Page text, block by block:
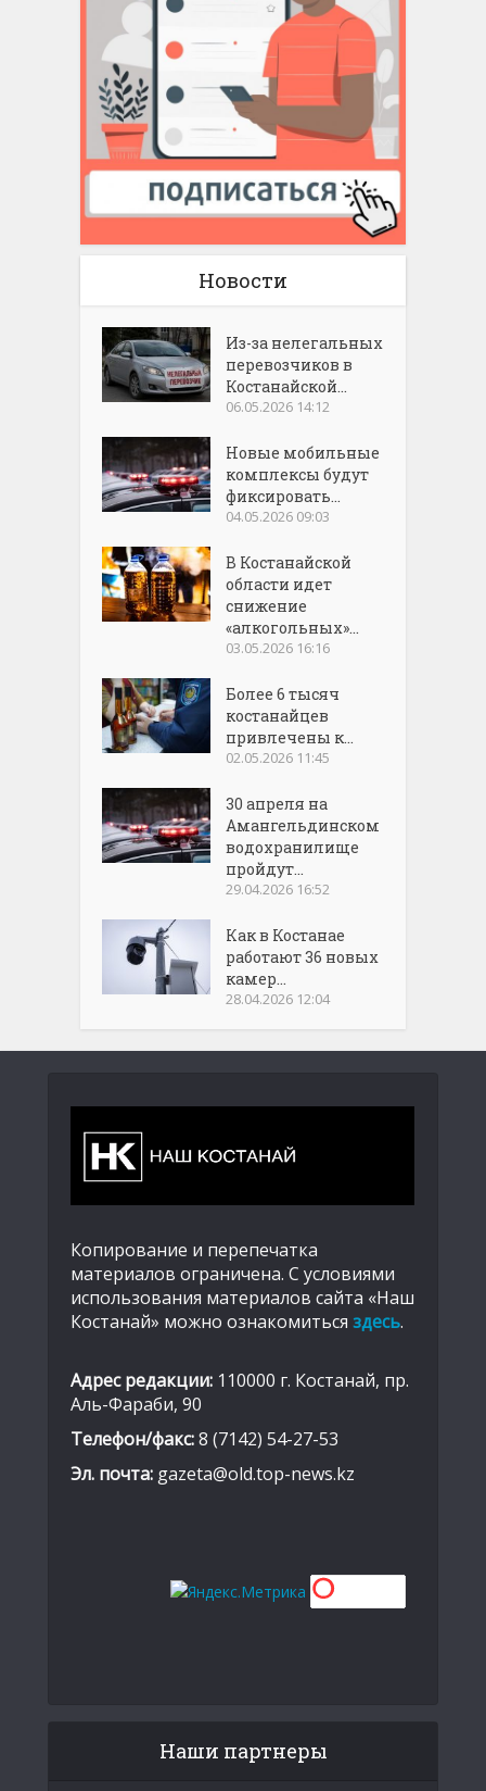
Новости
Из-за нелегальных
перевозчиков в
Костанайской...
06.05.2026 14:12
Новые мобильные
комплексы будут
фиксировать...
04.05.2026 09:03
В Костанайской
области идет
снижение
«алкогольных»...
03.05.2026 16:16
Более 6 тысяч
костанайцев
привлечены к...
02.05.2026 11:45
30 апреля на
Амангельдинском
водохранилище
пройдут...
29.04.2026 16:52
Как в Костанае
работают 36 новых
камер...
28.04.2026 12:04
Копирование и перепечатка
материалов ограничена. С условиями
использования материалов сайта «Наш
Костанай» можно ознакомиться здесь.
Адрес редакции: 110000 г. Костанай, пр.
Аль-Фараби, 90
Телефон/факс:8 (7142) 54-27-53
Эл. почта: gazeta@old.top-news.kz
Наши партнеры